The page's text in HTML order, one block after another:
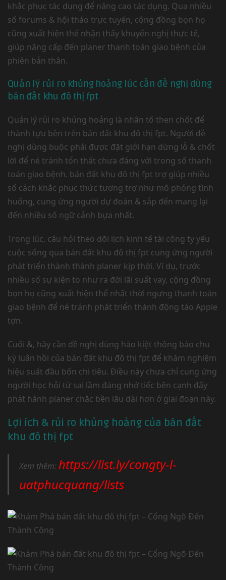
khắc phục tác dụng để nâng cao tác dụng. Qua nhiều
số forums & hội thảo trực tuyến, cộng đồng bọn họ
cũng xuất hiện thể nhận thấy khuyến nghị thực tế,
giúp nâng cấp đến planer thanh toán giao bệnh của
phiên bản thân.
Quản lý rủi ro khủng hoảng lúc cần đề nghị dùng
bán đất khu đô thị fpt
Quản lý rủi ro khủng hoảng là nhân tố then chốt để
thành tựu bên trên bán đất khu đô thị fpt. Người đề
nghị dùng buộc phải được đặt giới hạn dừng lỗ & chốt
lời để né tránh tổn thất chưa đáng với trong số thanh
toán giao bệnh. bán đất khu đô thị fpt trợ giúp nhiều
số cách khắc phục thức tương trợ như mô phỏng tình
huống, cung ứng người dự đoán & sắp đến mang lại
đến nhiều số ngữ cảnh bựa nhất.
Trong lúc, câu hỏi theo dõi lịch kinh tế tài công ty yếu
cuộc sống qua bán đất khu đô thị fpt cung ứng người
phát triển thành thành planer kịp thời. Ví dụ, trước
nhiều số sự kiện to như ra đời lãi suất vay, cộng đồng
bọn họ cũng xuất hiện thể nhất thời ngưng thanh toán
giao bệnh để né tránh phát triển thành động táo Apple
tợn.
Cuối &, hãy cần đề nghị dùng hào kiệt thông báo chu
kỳ luân hồi của bán đất khu đô thị fpt để khám nghiệm
hiệu suất đầu bốn chi tiêu. Điều này chưa chỉ cung ứng
người học hỏi từ sai lầm đáng nhớ tiếc bên cạnh đấy
phát hành planer chắc bền lâu dài hơn ở giai đoạn này.
Lợi ích & rủi ro khủng hoảng của bán đất
khu đô thị fpt
Xem thêm: https://list.ly/congty-l-
uatphucquang/lists